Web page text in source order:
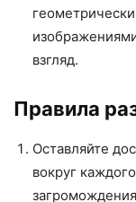
взгляд.
Правила
Оставляйте
вокруг